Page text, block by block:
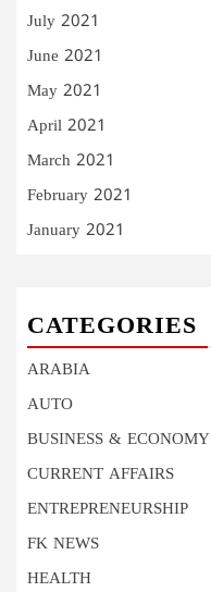
July 2021
June 2021
May 2021
April 2021
March 2021
February 2021
January 2021
CATEGORIES
ARABIA
AUTO
BUSINESS & ECONOMY
CURRENT AFFAIRS
ENTREPRENEURSHIP
FK NEWS
HEALTH